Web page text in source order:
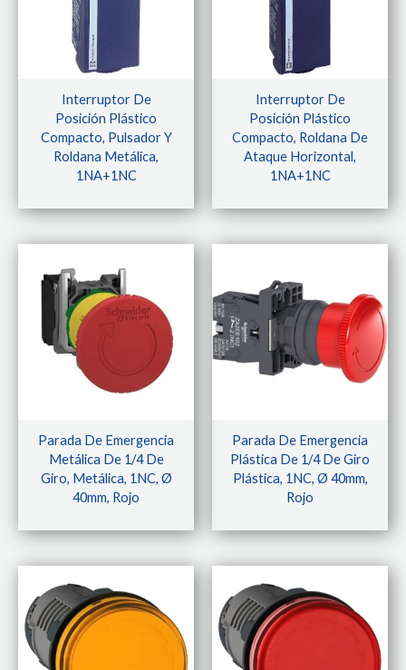
Interruptor De
Posición Plástico
Compacto, Pulsador Y
Roldana Metálica,
1NA+1NC
Interruptor De
Posición Plástico
Compacto, Roldana De
Ataque Horizontal,
1NA+1NC
Parada De Emergencia
Metálica De 1/4 De
Giro, Metálica, 1NC, Ø
40mm, Rojo
Parada De Emergencia
Plástica De 1/4 De Giro
Plástica, 1NC, Ø 40mm,
Rojo